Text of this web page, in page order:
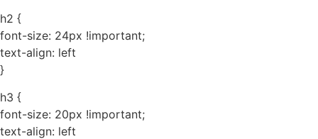
h2 {
font-size: 24px !important;
text-align: left
}
h3 {
font-size: 20px !important;
text-align: left